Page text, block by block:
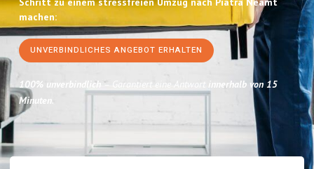
machen:
UNVERBINDLICHES ANGEBOT ERHALTEN
100% unverbindlich – Garantiert eine Antwort
innerhalb von 15
Minuten.